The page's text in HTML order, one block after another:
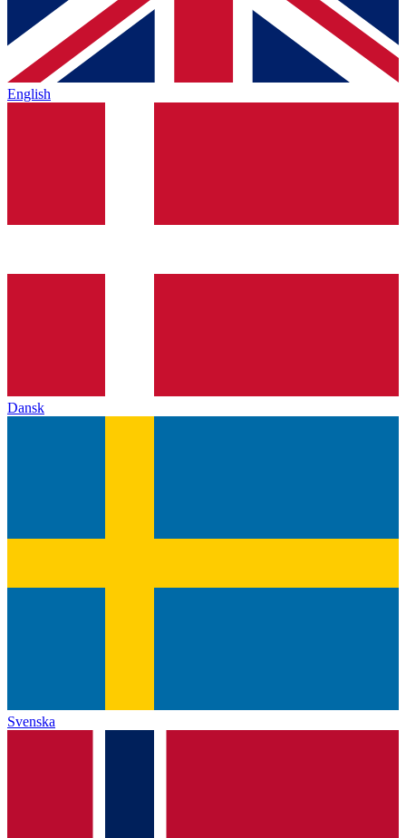
English
Dansk
Svenska